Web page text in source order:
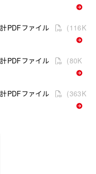
PDFファイル
(116K
PDFファイル
(80K
PDFファイル
(363K